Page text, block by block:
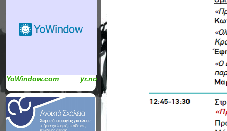
YoWindow.com yr.no